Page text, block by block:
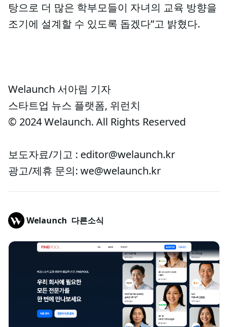
탕으로 더 많은 학부모들이 자녀의 교육 방향을
조기에 설계할 수 있도록 돕겠다”고 밝혔다.
Welaunch 서아림 기자
스타트업 뉴스 플랫폼, 위런치
© 2024 Welaunch. All Rights Reserved
보도자료/기고 : editor@welaunch.kr
광고/제휴 문의: we@welaunch.kr
Welaunch 다른소식